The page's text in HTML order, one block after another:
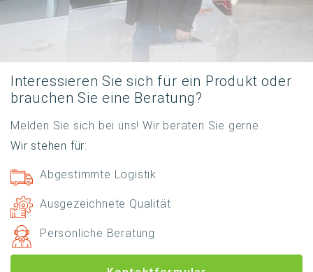
Interessieren Sie sich für ein Produkt oder
brauchen Sie eine Beratung?
Melden Sie sich bei uns! Wir beraten Sie gerne.
Wir stehen für:
Abgestimmte Logistik
Ausgezeichnete Qualität
Persönliche Beratung